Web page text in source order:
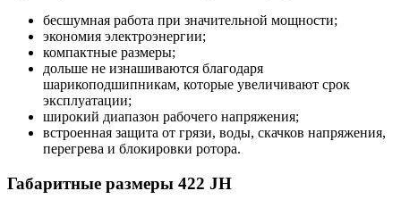
бесшумная работа при значительной мощности;
экономия электроэнергии;
компактные размеры;
дольше не изнашиваются благодаря
шарикоподшипникам, которые увеличивают срок
эксплуатации;
широкий диапазон рабочего напряжения;
встроенная защита от грязи, воды, скачков напряжения,
перегрева и блокировки ротора.
Габаритные размеры 422 JH